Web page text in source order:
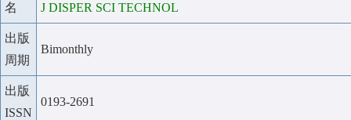
名
J DISPER SCI TECHNOL
出版
周期
Bimonthly
出版
ISSN
0193-2691